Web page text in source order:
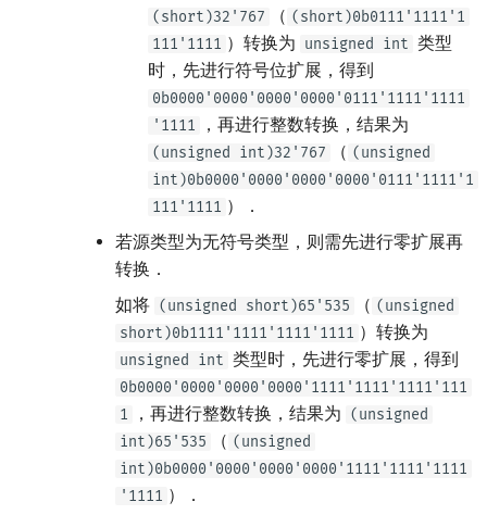
(short)32'767 （ (short)0b0111'1111'1
111'1111 ）转换为 unsigned int 类型
时，先进行符号位扩展，得到
0b0000'0000'0000'0000'0111'1111'1111
'1111
，再进行整数转换，结果为
(unsigned int)32'767 （ (unsigned
int)0b0000'0000'0000'0000'0111'1111'1
111'1111 ）．
若源类型为无符号类型，则需先进行零扩展再
转换．
如将 (unsigned short)65'535 （ (unsigned
short)0b1111'1111'1111'1111 ）转换为
unsigned int 类型时，先进行零扩展，得到
0b0000'0000'0000'0000'1111'1111'1111'111
1
，再进行整数转换，结果为 (unsigned
int)65'535
（ (unsigned
int)0b0000'0000'0000'0000'1111'1111'1111
'1111 ）．